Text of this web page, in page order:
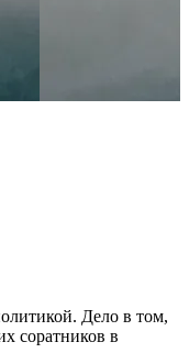
Дело в том,
соратников в